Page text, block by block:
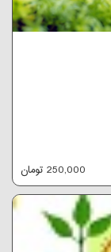
250,000 تومان